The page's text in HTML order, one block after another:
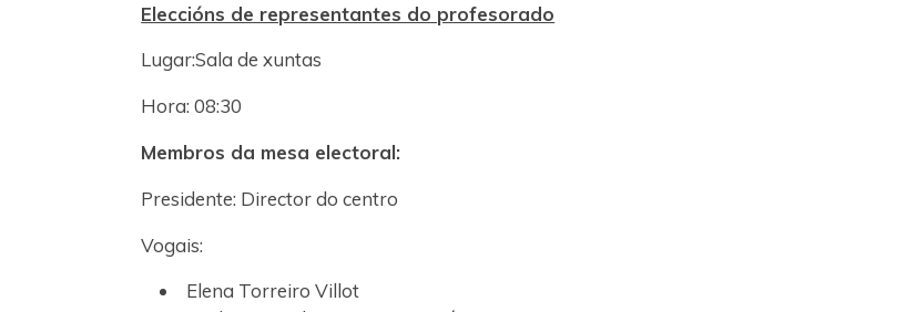
Eleccións de representantes do profesorado
Lugar:Sala de xuntas
Hora: 08:30
Membros da mesa electoral:
Presidente: Director do centro
Vogais:
Elena Torreiro Villot